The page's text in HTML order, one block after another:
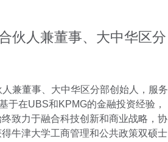
伙人兼董事、大中华区分
兼董事、大中华区分部创始人，服务
于在UBS和KPMG的金融投资经验，
致力于融合科技创新和商业战略，协
牛津大学工商管理和公共政策双硕士